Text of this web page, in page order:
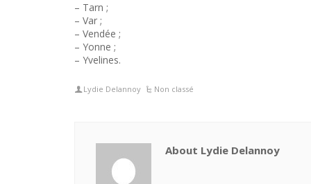
– Tarn ;
– Var ;
– Vendée ;
– Yonne ;
– Yvelines.
Lydie Delannoy Non classé
About Lydie Delannoy